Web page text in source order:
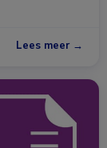
Lees meer →